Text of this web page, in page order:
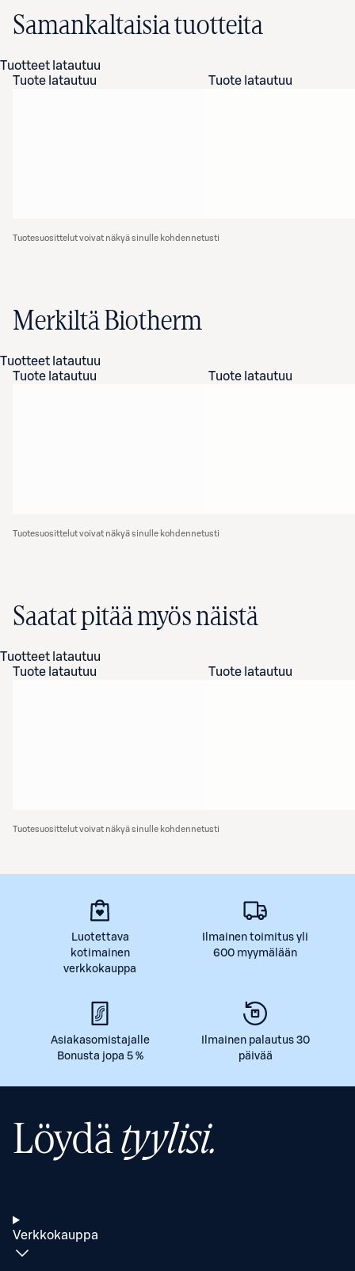
Samankaltaisia tuotteita
Tuotteet latautuu
Tuote latautuu
Tuote latautuu
Tuotesuosittelut voivat näkyä sinulle kohdennetusti
Merkiltä Biotherm
Tuotteet latautuu
Tuote latautuu
Tuote latautuu
Tuotesuosittelut voivat näkyä sinulle kohdennetusti
Saatat pitää myös näistä
Tuotteet latautuu
Tuote latautuu
Tuote latautuu
Tuotesuosittelut voivat näkyä sinulle kohdennetusti
Luotettava
kotimainen
verkkokauppa
Ilmainen toimitus yli
600 myymälään
Asiakasomistajalle
Bonusta jopa 5 %
Ilmainen palautus 30
päivää
Löydätyylisi.
Verkkokauppa